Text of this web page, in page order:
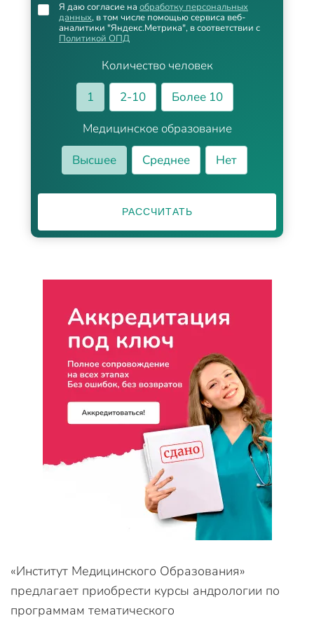
Количество человек
1
2-10
Более 10
Медицинское образование
Высшее
Среднее Нет
Я даю согласие на обработку персональных
данных, в том числе помощью сервиса веб-
аналитики "Яндекс.Метрика", в соответствии с
Политикой ОПД
РАССЧИТАТЬ
«Институт Медицинского Образования»
предлагает приобрести курсы андрологии по
программам тематического